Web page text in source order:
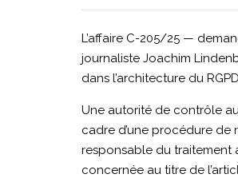
L’affaire C-205/25 —
journaliste Joachim
dans l’architecture du
Une autorité de contrôle
cadre d’une procédure de
responsable du traitement
concernée au titre de